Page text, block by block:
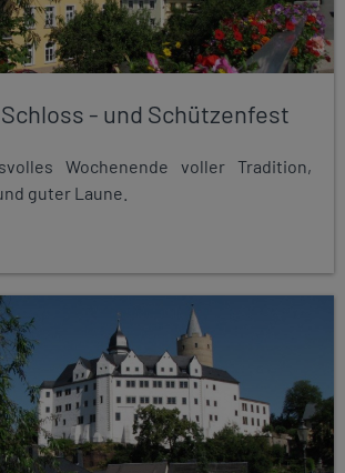
Schloss - und Schützenfest
Wochenende voller Tradition,
guter Laune.